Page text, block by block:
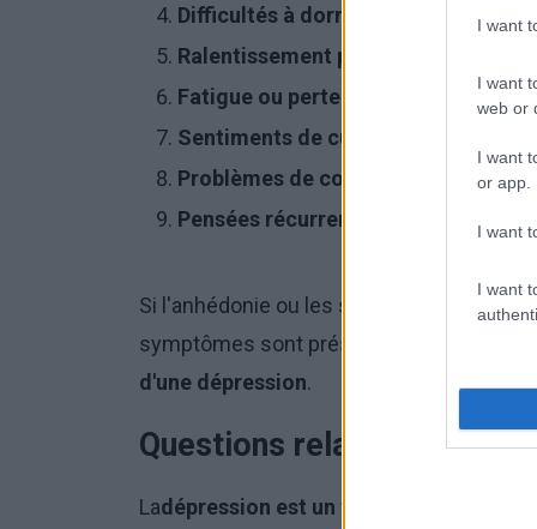
I want
I want
web or
I want
or app.
I want
I want
Difficultés à dormir tous les jours
Ralentissement psychomoteur ou
Fatigue ou perte d'énergie
Sentiments de culpabilité ou
Problèmes de concentration
Pensées récurrentes de mort.
Si l'anhédonie ou les sentiments de
symptômes sont présents pendant au
d'une dépression.
Questions relatives au
Ladépression est un trouble divers et